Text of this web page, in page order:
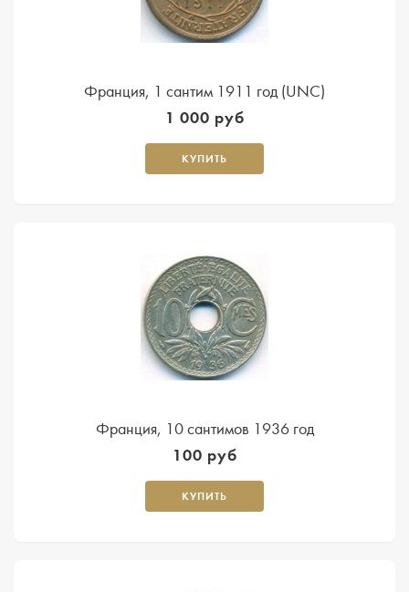
Франция, 1 сантим 1911 год (UNC)
1 000 руб
КУПИТЬ
Франция, 10 сантимов 1936 год
100 руб
КУПИТЬ